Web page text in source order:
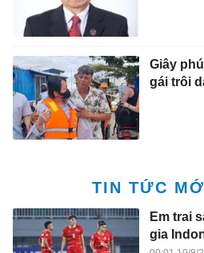
Giây
gái trôi
TIN TỨC
Em trai
gia